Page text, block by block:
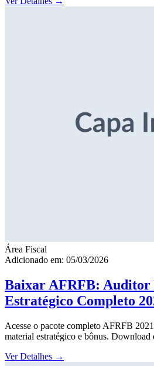
Área Fiscal
Adicionado em: 05/03/2026
Baixar AFRFB: Auditor
Estratégico Completo
Acesse o pacote completo AFRFB
material estratégico e bônus. Download
Ver Detalhes →